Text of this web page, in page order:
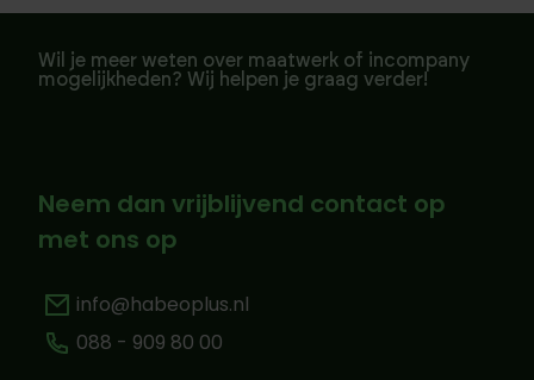
Wil je meer weten over maatwerk of incompany
mogelijkheden? Wij helpen je graag verder!
Neem dan vrijblijvend contact op
met ons op
info@habeoplus.nl
088 - 909 80 00